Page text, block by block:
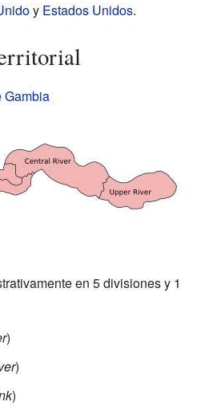
y Estados Unidos.
Gambia
en 5 divisiones y 1
)
)
)